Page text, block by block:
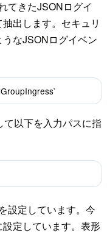
てきたJSONログイ
出します。セキュリ
なJSONログイベン
て以下を入力パスに指
設定しています。今
定しています。表形